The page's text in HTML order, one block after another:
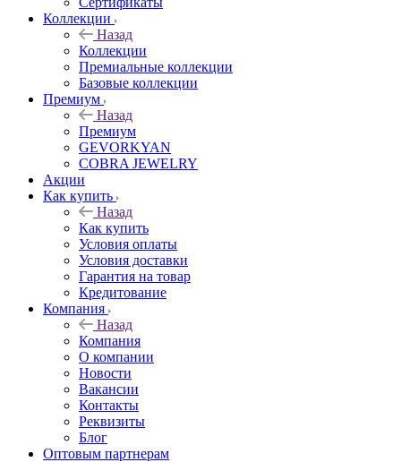
Коллекции
Назад
Коллекции
Премиальные коллекции
Базовые коллекции
Премиум
Назад
Премиум
GEVORKYAN
COBRA JEWELRY
Акции
Как купить
Назад
Как купить
Условия оплаты
Условия доставки
Гарантия на товар
Кредитование
Компания
Назад
Компания
О компании
Новости
Вакансии
Контакты
Реквизиты
Блог
Оптовым партнерам